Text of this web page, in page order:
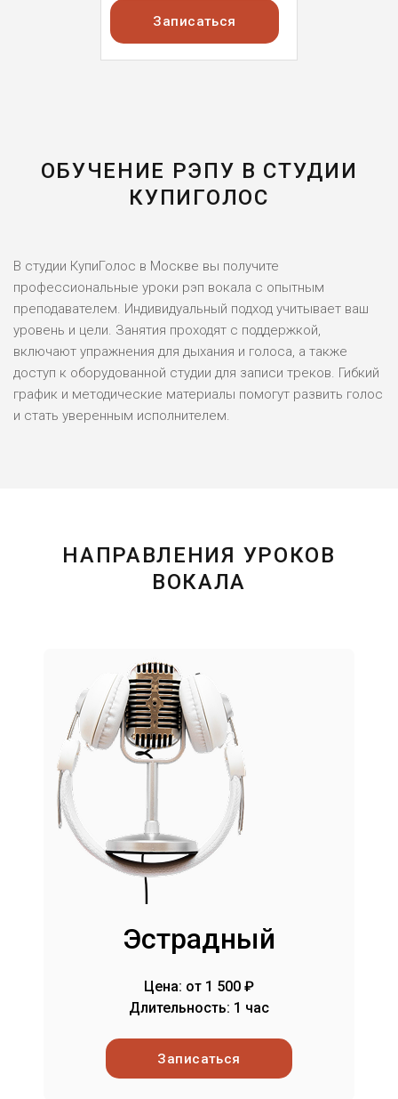
Записаться
ОБУЧЕНИЕ РЭПУ В СТУДИИ
КУПИГОЛОС
В студии КупиГолос в Москве вы получите
профессиональные уроки рэп вокала с опытным
преподавателем. Индивидуальный подход учитывает ваш
уровень и цели. Занятия проходят с поддержкой,
включают упражнения для дыхания и голоса, а также
доступ к оборудованной студии для записи треков. Гибкий
график и методические материалы помогут развить голос
и стать уверенным исполнителем.
НАПРАВЛЕНИЯ УРОКОВ
ВОКАЛА
Эстрадный
Цена: от 1 500 ₽
Длительность: 1 час
Записаться